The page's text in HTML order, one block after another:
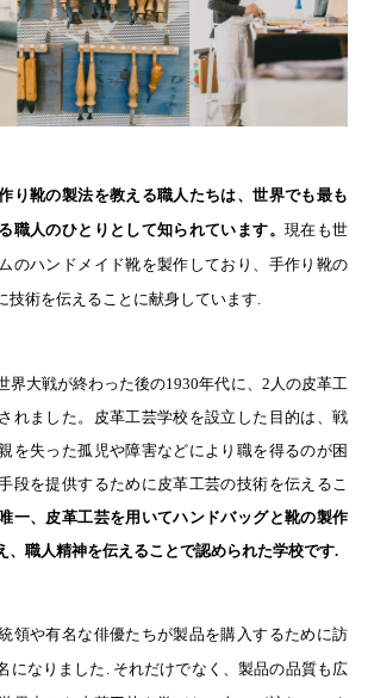
り靴の製法を教える職人たちは、世界でも最も
職人のひとりとして知られています。 現在も世
のハンドメイド靴を製作しており、手作り靴の
技術を伝えることに献身しています.
界大戦が終わった後の1930年代に、2人の皮革工
れました。皮革工芸学校を設立した目的は、戦
を失った孤児や障害などにより職を得るのが困
段を提供するために皮革工芸の技術を伝えるこ
一、皮革工芸を用いてハンドバッグと靴の製作
、職人精神を伝えることで認められた学校です.
領や有名な俳優たちが製品を購入するために訪
になりました. それだけでなく、製品の品質も広